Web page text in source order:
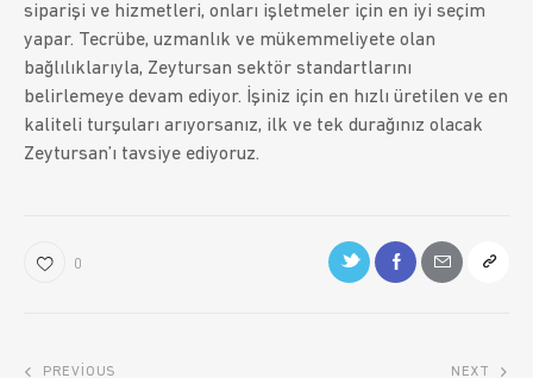
siparişi ve hizmetleri, onları işletmeler için en iyi seçim
yapar. Tecrübe, uzmanlık ve mükemmeliyete olan
bağlılıklarıyla, Zeytursan sektör standartlarını
belirlemeye devam ediyor. İşiniz için en hızlı üretilen ve en
kaliteli turşuları arıyorsanız, ilk ve tek durağınız olacak
Zeytursan’ı tavsiye ediyoruz.
0
PREVIOUS NEXT